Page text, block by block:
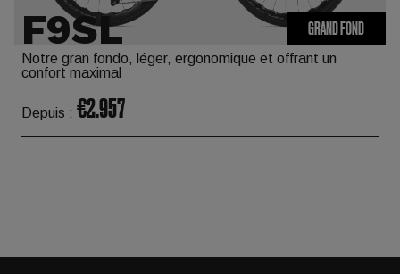
GRAND FOND
F9SL
Notre gran fondo, léger, ergonomique et offrant un
confort maximal
Depuis : €2.957